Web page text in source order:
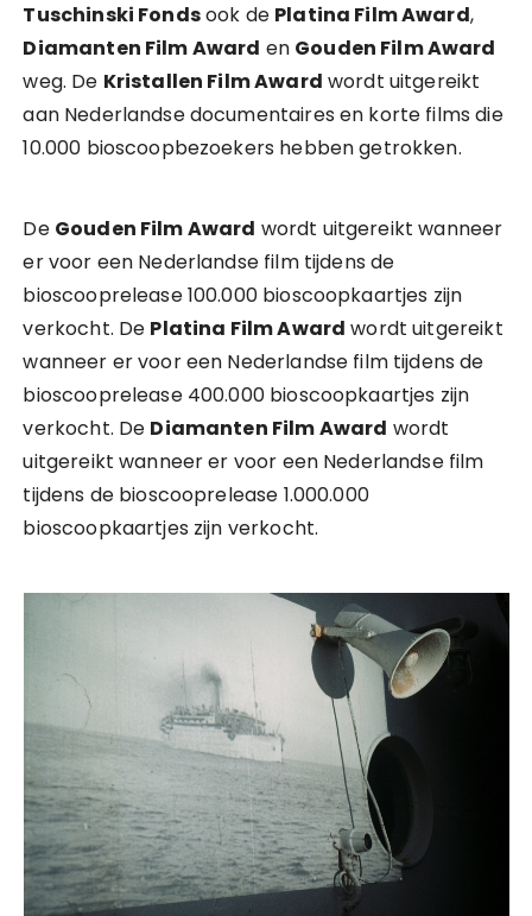
Tuschinski Fondsook de Platina Film Award,
Diamanten Film Award en Gouden Film Award
weg. De Kristallen Film Award wordt uitgereikt
aan Nederlandse documentaires en korte films die
10.000 bioscoopbezoekers hebben getrokken.
De Gouden Film Award wordt uitgereikt wanneer
er voor een Nederlandse film tijdens de
bioscooprelease 100.000 bioscoopkaartjes zijn
verkocht. De Platina Film Award wordt uitgereikt
wanneer er voor een Nederlandse film tijdens de
bioscooprelease 400.000 bioscoopkaartjes zijn
verkocht. De Diamanten Film Award wordt
uitgereikt wanneer er voor een Nederlandse film
tijdens de bioscooprelease 1.000.000
bioscoopkaartjes zijn verkocht.